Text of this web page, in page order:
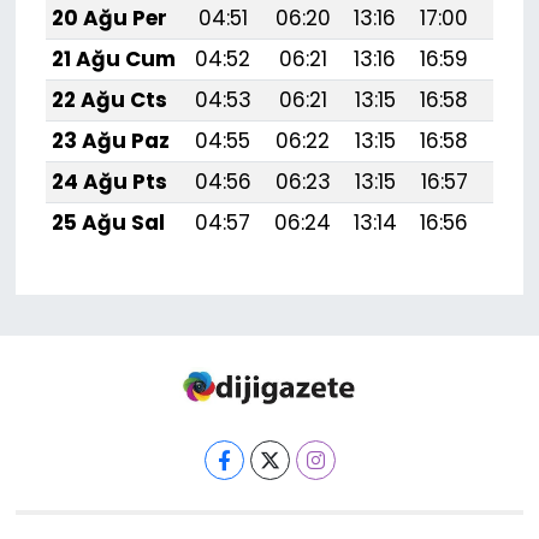
20 Ağu Per
04:51 06:20 13:16 17:00
21 Ağu Cum
04:52 06:21 13:16 16:59
22 Ağu Cts
04:53 06:21 13:15 16:58
23 Ağu Paz
04:55 06:22 13:15 16:58
24 Ağu Pts
04:56 06:23 13:15 16:57
25 Ağu Sal
04:57 06:24 13:14 16:56